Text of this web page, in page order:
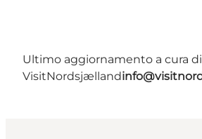
Ultimo aggiornamento a cura
VisitNordsjælland